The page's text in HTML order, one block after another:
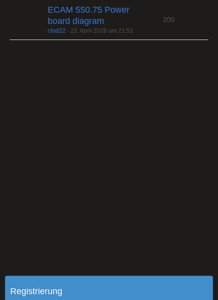
ECAM 550.75 Power
board diagram
clod22 - 22. April 2026 um 21:51
200
Registrierung